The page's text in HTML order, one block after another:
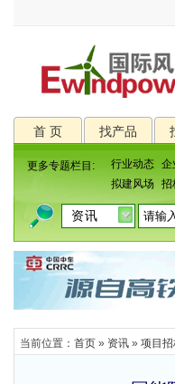
首 页 找产品
更多专题栏目: 行业动态 企
拟建风场
招
当前位置： 首页 » 资讯 » 项目